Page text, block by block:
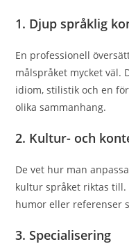
1. Djup språklig
En professionell
målspråket mycket väl.
idiom, stilistik och en
olika sammanhang.
2. Kultur- och
De vet hur man
kultur språket riktas
humor eller referenser
3. Specialisering